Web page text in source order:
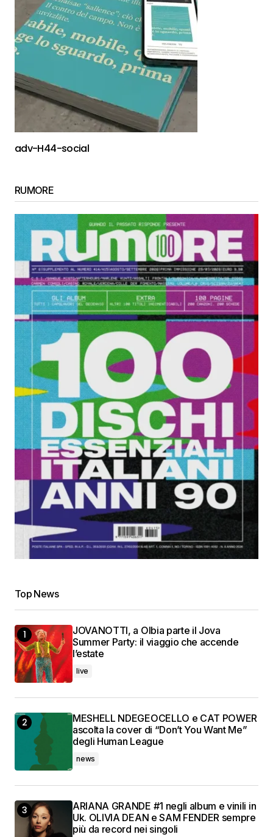
adv-H44-social
RUMORE
Top News
JOVANOTTI, a Olbia parte il Jova
Summer Party: il viaggio che accende
l’estate
live
MESHELL NDEGEOCELLO e CAT POWER
ascolta la cover di “Don’t You Want Me”
degli Human League
news
ARIANA GRANDE #1 negli album e vinili in
Uk. OLIVIA DEAN e SAM FENDER sempre
più da record nei singoli